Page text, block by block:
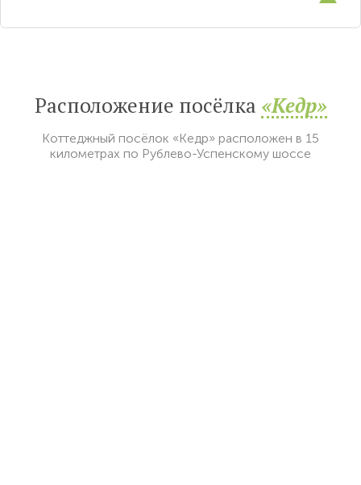
Расположение посёлка «Кедр»
Коттеджный посёлок «Кедр» расположен в 15
километрах по Рублево-Успенскому шоссе